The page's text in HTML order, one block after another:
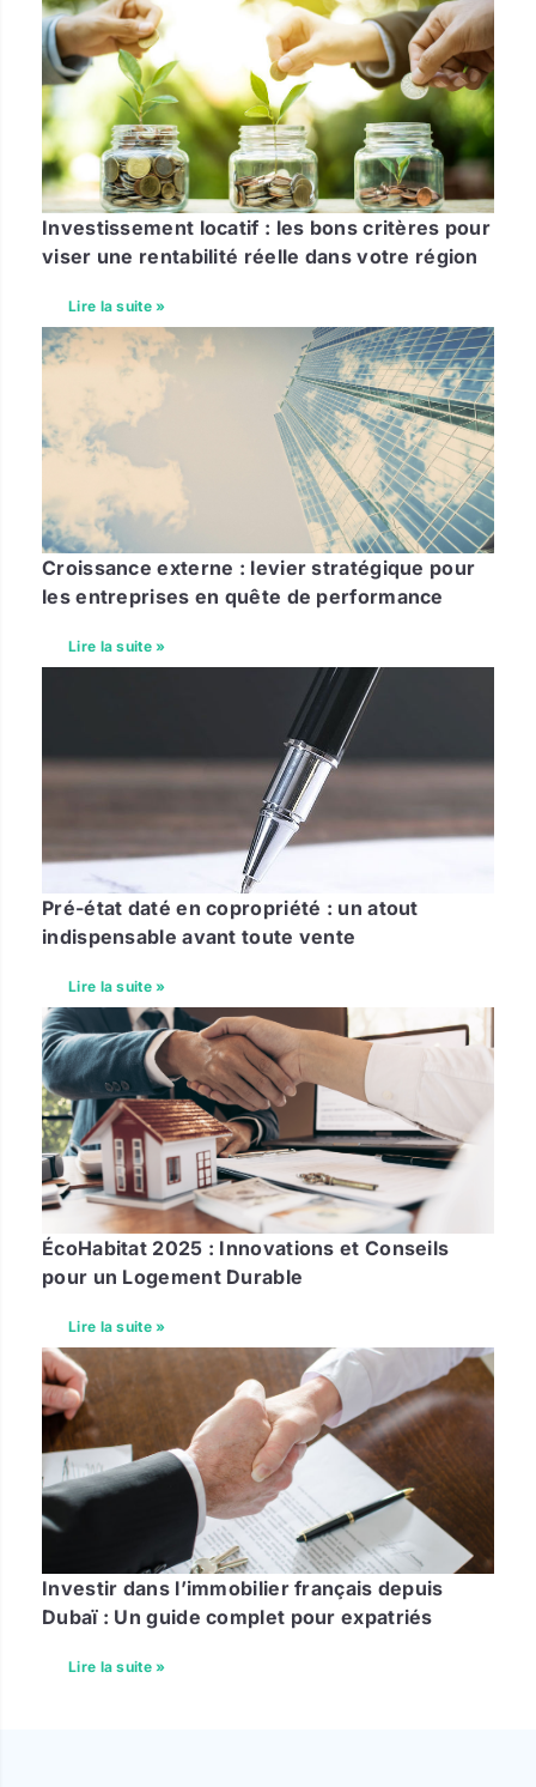
Investissement locatif : les bons critères pour
viser une rentabilité réelle dans votre région
Lire la suite »
Croissance externe : levier stratégique pour
les entreprises en quête de performance
Lire la suite »
Pré-état daté en copropriété : un atout
indispensable avant toute vente
Lire la suite »
ÉcoHabitat 2025 : Innovations et Conseils
pour un Logement Durable
Lire la suite »
Investir dans l’immobilier français depuis
Dubaï : Un guide complet pour expatriés
Lire la suite »